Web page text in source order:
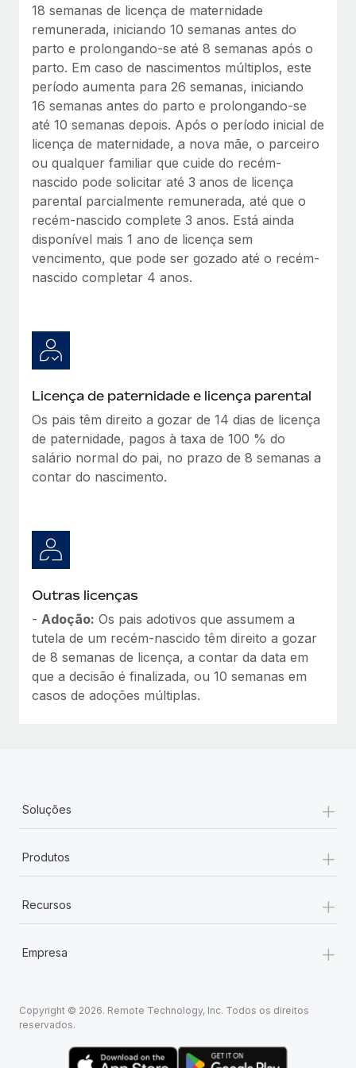
18 semanas de licença de maternidade
remunerada, iniciando 10 semanas antes do
parto e prolongando-se até 8 semanas após o
parto. Em caso de nascimentos múltiplos, este
período aumenta para 26 semanas, iniciando
16 semanas antes do parto e prolongando-se
até 10 semanas depois. Após o período inicial de
licença de maternidade, a nova mãe, o parceiro
ou qualquer familiar que cuide do recém-
nascido pode solicitar até 3 anos de licença
parental parcialmente remunerada, até que o
recém-nascido complete 3 anos. Está ainda
disponível mais 1 ano de licença sem
vencimento, que pode ser gozado até o recém-
nascido completar 4 anos.
Licença de paternidade e licença parental
Os pais têm direito a gozar de 14 dias de licença
de paternidade, pagos à taxa de 100 % do
salário normal do pai, no prazo de 8 semanas a
contar do nascimento.
Outras licenças
- Adoção: Os pais adotivos que assumem a
tutela de um recém-nascido têm direito a gozar
de 8 semanas de licença, a contar da data em
que a decisão é finalizada, ou 10 semanas em
casos de adoções múltiplas.
Soluções +
Produtos +
Recursos +
Empresa +
Copyright © 2026. Remote Technology, Inc. Todos os direitos
reservados.